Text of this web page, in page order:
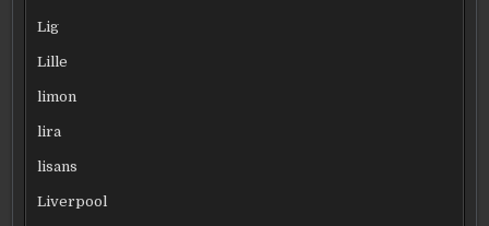
Lig
Lille
limon
lira
lisans
Liverpool